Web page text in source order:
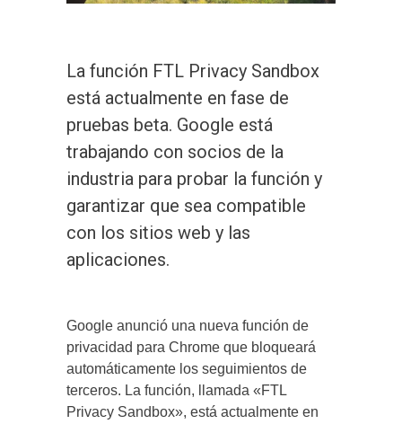
La función FTL Privacy Sandbox
está actualmente en fase de
pruebas beta. Google está
trabajando con socios de la
industria para probar la función y
garantizar que sea compatible
con los sitios web y las
aplicaciones.
Google anunció una nueva función de
privacidad para Chrome que bloqueará
automáticamente los seguimientos de
terceros. La función, llamada «FTL
Privacy Sandbox», está actualmente en